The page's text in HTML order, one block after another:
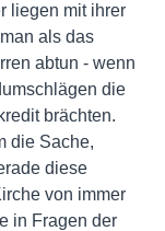
liegen mit ihrer
als das
abtun - wenn
die
brächten.
die Sache,
diese
von immer
in Fragen der